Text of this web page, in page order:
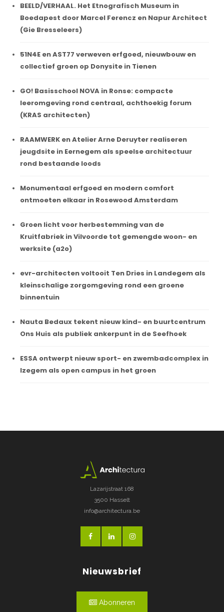
BEELD/VERHAAL. Het Etnografisch Museum in
Boedapest door Marcel Ferencz en Napur Architect
(Gie Bresseleers)
51N4E en AST77 verweven erfgoed, nieuwbouw en
collectief groen op Donysite in Tienen
GO! Basisschool NOVA in Ronse: compacte
leeromgeving rond centraal, achthoekig forum
(KRAS architecten)
RAAMWERK en Atelier Arne Deruyter realiseren
jeugdsite in Eernegem als speelse architectuur
rond bestaande loods
Monumentaal erfgoed en modern comfort
ontmoeten elkaar in Rosewood Amsterdam
Groen licht voor herbestemming van de
Kruitfabriek in Vilvoorde tot gemengde woon- en
werksite (a2o)
evr-architecten voltooit Ten Dries in Landegem als
kleinschalige zorgomgeving rond een groene
binnentuin
Nauta Bedaux tekent nieuw kind- en buurtcentrum
Ons Huis als publiek ankerpunt in de Seefhoek
ESSA ontwerpt nieuw sport- en zwembadcomplex in
Izegem als open campus in het groen
Lazarijstraat 168
3500 Hasselt
info@architectura.be
Nieuwsbrief
Abonneren